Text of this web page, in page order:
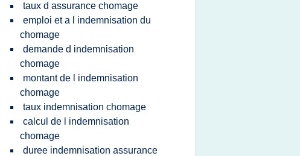
taux d assurance chomage
emploi et a l indemnisation du
chomage
demande d indemnisation
chomage
montant de l indemnisation
chomage
taux indemnisation chomage
calcul de l indemnisation
chomage
duree indemnisation assurance